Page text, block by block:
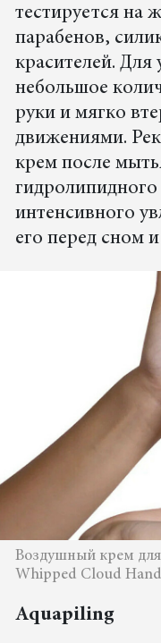
тестируется на
парабенов,
красителей. Для
небольшое
руки и мягко
движениями.
крем после
гидролипидного
интенсивного
его перед сном
Воздушный крем
Whipped Cloud
Aquapiling